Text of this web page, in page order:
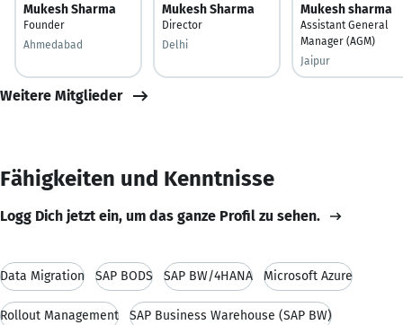
Mukesh Sharma
Founder
Ahmedabad
Mukesh Sharma
Director
Delhi
Mukesh sharma
Assistant General
Manager (AGM)
Jaipur
Weitere Mitglieder
Fähigkeiten und Kenntnisse
Logg Dich jetzt ein, um das ganze Profil zu sehen.
Data Migration SAP BODS SAP BW/4HANA Microsoft Azure
Rollout Management SAP Business Warehouse (SAP BW)